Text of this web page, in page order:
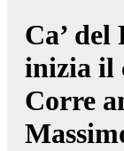
Ca’ del
inizia il
Corre